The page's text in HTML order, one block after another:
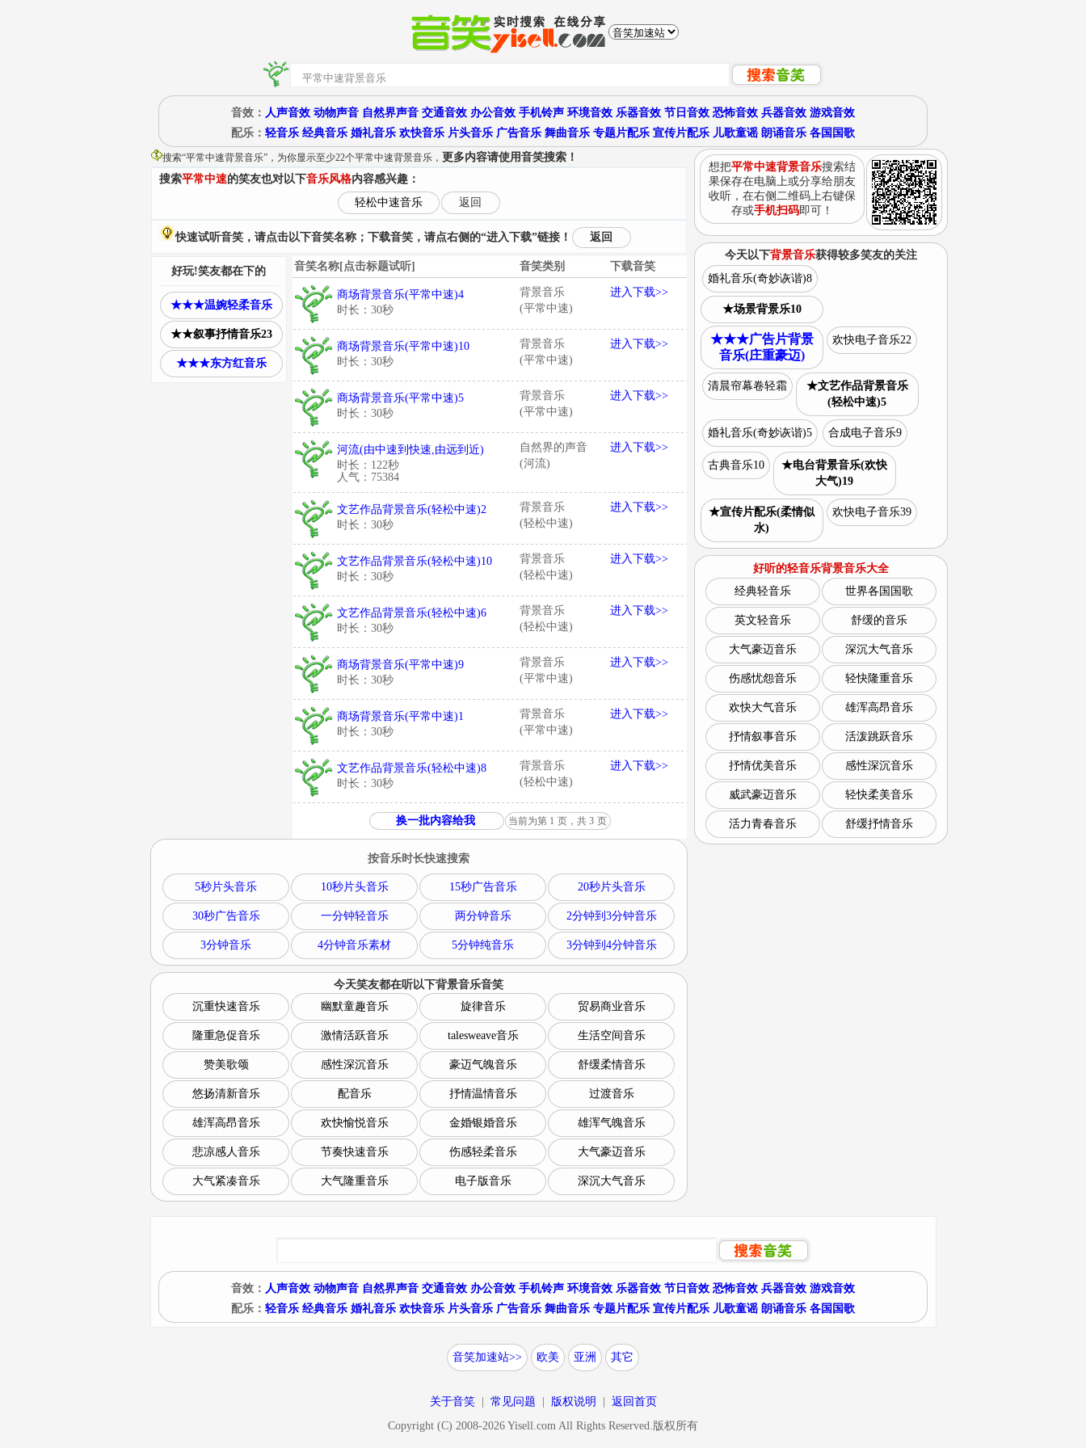
音效： 人声音效 动物声音 自然界声音 交通音效 办公音效 手机铃声 环境音效 乐器音效 节日音效 恐怖音效 兵器音效 游戏音效
配乐： 轻音乐 经典音乐 婚礼音乐 欢快音乐 片头音乐 广告音乐 舞曲音乐 专题片配乐 宣传片配乐 儿歌童谣 朗诵音乐 各国国歌
搜索“平常中速背景音乐”，为你显示至少22个平常中速背景音乐， 更多内容请使用音笑搜索！
搜索平常中速的笑友也对以下音乐风格内容感兴趣：
轻松中速音乐
返回
快速试听音笑，请点击以下音笑名称；下载音笑，请点右侧的“进入下载”链接！ 返回
音笑名称[点击标题试听] 音笑类别 下载音笑
商场背景音乐(平常中速)4
时长：30秒
背景音乐
(平常中速)
进入下载>>
商场背景音乐(平常中速)10
时长：30秒
背景音乐
(平常中速)
进入下载>>
商场背景音乐(平常中速)5
时长：30秒
背景音乐
(平常中速)
进入下载>>
河流(由中速到快速,由远到近)
时长：122秒
人气：75384
自然界的声音
(河流)
进入下载>>
文艺作品背景音乐(轻松中速)2
时长：30秒
背景音乐
(轻松中速)
进入下载>>
文艺作品背景音乐(轻松中速)10
时长：30秒
背景音乐
(轻松中速)
进入下载>>
文艺作品背景音乐(轻松中速)6
时长：30秒
背景音乐
(轻松中速)
进入下载>>
商场背景音乐(平常中速)9
时长：30秒
背景音乐
(平常中速)
进入下载>>
商场背景音乐(平常中速)1
时长：30秒
背景音乐
(平常中速)
进入下载>>
文艺作品背景音乐(轻松中速)8
时长：30秒
背景音乐
(轻松中速)
进入下载>>
换一批内容给我 当前为第 1 页，共 3 页
好玩!笑友都在下的
★★★温婉轻柔音乐
★★叙事抒情音乐23
★★★东方红音乐
按音乐时长快速搜索
5秒片头音乐 10秒片头音乐 15秒广告音乐 20秒片头音乐
30秒广告音乐 一分钟轻音乐 两分钟音乐 2分钟到3分钟音乐
3分钟音乐 4分钟音乐素材 5分钟纯音乐 3分钟到4分钟音乐
今天笑友都在听以下背景音乐音笑
沉重快速音乐
幽默童趣音乐 旋律音乐 贸易商业音乐
隆重急促音乐 激情活跃音乐 talesweave音乐 生活空间音乐
赞美歌颂 感性深沉音乐 豪迈气魄音乐 舒缓柔情音乐
悠扬清新音乐 配音乐 抒情温情音乐 过渡音乐
雄浑高昂音乐 欢快愉悦音乐 金婚银婚音乐 雄浑气魄音乐
悲凉感人音乐 节奏快速音乐 伤感轻柔音乐 大气豪迈音乐
大气紧凑音乐 大气隆重音乐 电子版音乐 深沉大气音乐
想把平常中速背景音乐搜索结
果保存在电脑上或分享给朋友
收听，在右侧二维码上右键保
存或手机扫码即可！
今天以下背景音乐获得较多笑友的关注
婚礼音乐(奇妙诙谐)8
★场景背景乐10
★★★广告片背景
音乐(庄重豪迈)
欢快电子音乐22
清晨帘幕卷轻霜
★文艺作品背景音乐
(轻松中速)5
婚礼音乐(奇妙诙谐)5 合成电子音乐9
古典音乐10
★电台背景音乐(欢快
大气)19
★宣传片配乐(柔情似
水)
欢快电子音乐39
好听的轻音乐背景音乐大全
经典轻音乐
世界各国国歌
英文轻音乐 舒缓的音乐
大气豪迈音乐 深沉大气音乐
伤感忧怨音乐 轻快隆重音乐
欢快大气音乐 雄浑高昂音乐
抒情叙事音乐 活泼跳跃音乐
抒情优美音乐 感性深沉音乐
威武豪迈音乐 轻快柔美音乐
活力青春音乐 舒缓抒情音乐
音效： 人声音效 动物声音 自然界声音 交通音效 办公音效 手机铃声 环境音效 乐器音效 节日音效 恐怖音效 兵器音效 游戏音效
配乐： 轻音乐 经典音乐 婚礼音乐 欢快音乐 片头音乐 广告音乐 舞曲音乐 专题片配乐 宣传片配乐 儿歌童谣 朗诵音乐 各国国歌
音笑加速站>> 欧美 亚洲 其它
关于音笑| 常见问题 版权说明
返回首页
Copyright (C) 2008-2026 Yisell.com All Rights Reserved.版权所有